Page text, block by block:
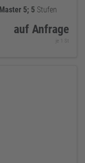
Master 5; 5 Stufen
auf Anfrage
je 1 St